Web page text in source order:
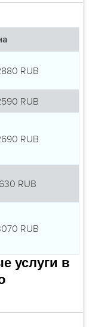
RUB
RUB
RUB
RUB
RUB
услуги в